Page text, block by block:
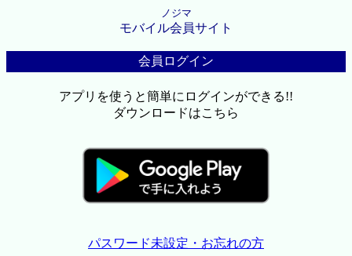
ノジマ
モバイル会員サイト
会員ログイン
アプリを使うと簡単にログインができる!!
ダウンロードはこちら
パスワード未設定・お忘れの方